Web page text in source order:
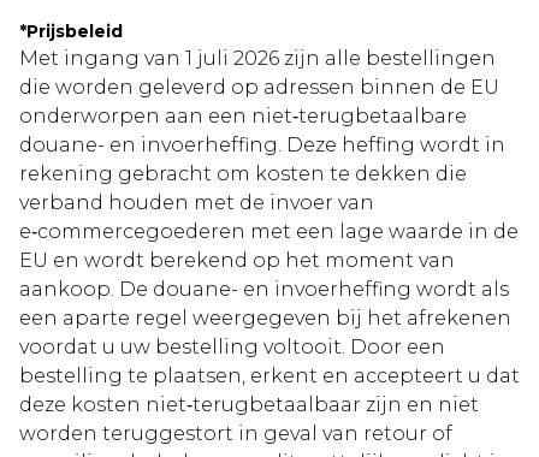
*Prijsbeleid
Met ingang van 1 juli 2026 zijn alle bestellingen
die worden geleverd op adressen binnen de EU
onderworpen aan een niet‑terugbetaalbare
douane- en invoerheffing. Deze heffing wordt in
rekening gebracht om kosten te dekken die
verband houden met de invoer van
e‑commercegoederen met een lage waarde in de
EU en wordt berekend op het moment van
aankoop. De douane- en invoerheffing wordt als
een aparte regel weergegeven bij het afrekenen
voordat u uw bestelling voltooit. Door een
bestelling te plaatsen, erkent en accepteert u dat
deze kosten niet‑terugbetaalbaar zijn en niet
worden teruggestort in geval van retour of